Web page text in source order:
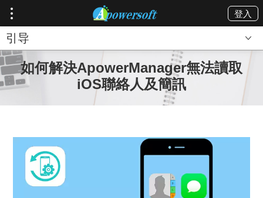
登入
如何解決ApowerManager無法讀取
iOS聯絡人及簡訊
引导